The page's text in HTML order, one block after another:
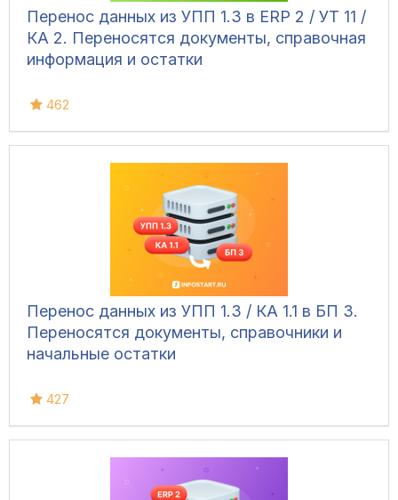
Перенос данных из УПП 1.3 в ERP 2 / УТ 11 /
КА 2. Переносятся документы, справочная
информация и остатки
462
Перенос данных из УПП 1.3 / КА 1.1 в БП 3.
Переносятся документы, справочники и
начальные остатки
427